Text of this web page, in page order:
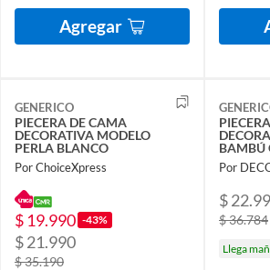
Agregar
GENERICO
PIECERA DE CAMA
DECORATIVA MODELO
PERLA BLANCO
Por ChoiceXpress
$ 19.990 -43%
$ 21.990
$ 35.190
BAMBÚ
Por
$
$ 36.784
Llega